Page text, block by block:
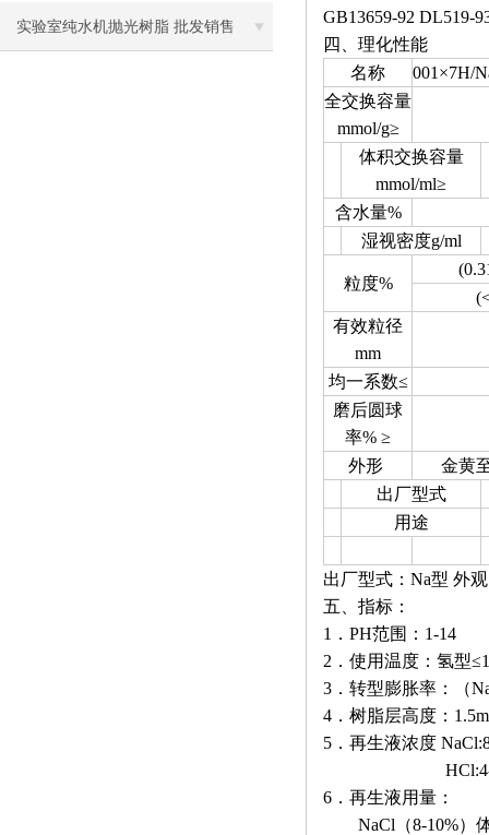
准工作流程
实验室纯水机抛光树脂 批发销售
GB13659-92 DL519-
四、理化性能
名称
全交换容量
mmol/g≥
体积交换容量
mmol/ml≥
含水量%
湿视密度g/ml
粒度%
有效粒径
mm
均一系数≤
磨后圆球
率% ≥
外形
金黄
出厂型式
用途
出厂型式：Na型 外
五、指标：
1．PH范围：1-14
2．使用温度：氢型
3．转型膨胀率：（
4．树脂层高度：
5．再生液浓度
HCl:4-
6．再生液用量：
NaCl（8-10%）体